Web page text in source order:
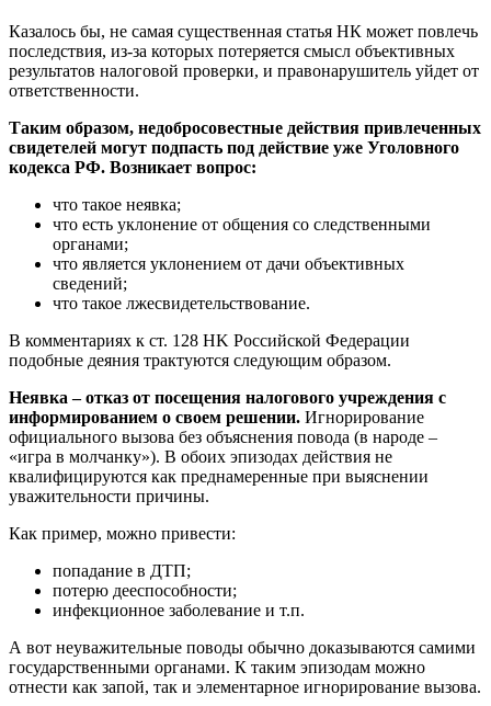
Казалось бы, не самая существенная статья НК может повлечь
последствия, из-за которых потеряется смысл объективных
результатов налоговой проверки, и правонарушитель уйдет от
ответственности.
Таким образом, недобросовестные действия привлеченных
свидетелей могут подпасть под действие уже Уголовного
кодекса РФ. Возникает вопрос:
что такое неявка;
что есть уклонение от общения со следственными
органами;
что является уклонением от дачи объективных
сведений;
что такое лжесвидетельствование.
В комментариях к ст. 128 HK Российской Федерации
подобные деяния трактуются следующим образом.
Неявка – отказ от посещения налогового учреждения с
информированием о своем решении. Игнорирование
официального вызова без объяснения повода (в народе –
«игра в молчанку»). В обоих эпизодах действия не
квалифицируются как преднамеренные при выяснении
уважительности причины.
Как пример, можно привести:
попадание в ДТП;
потерю дееспособности;
инфекционное заболевание и т.п.
А вот неуважительные поводы обычно доказываются самими
государственными органами. К таким эпизодам можно
отнести как запой, так и элементарное игнорирование вызова.